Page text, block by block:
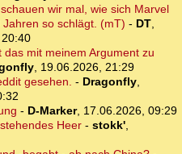
wir mal, wie sich Marvel
Jahren so schlägt. (mT) - DT,
das mit meinem Argument zu
, 19.06.2026, 21:29
gesehen. - Dragonfly,
- D-Marker, 17.06.2026, 09:29
Heer- stokk',